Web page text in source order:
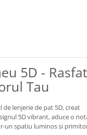
5D -
Tau
lenjerie de pat 5D, creat
5D vibrant, aduce o
un spatiu luminos si